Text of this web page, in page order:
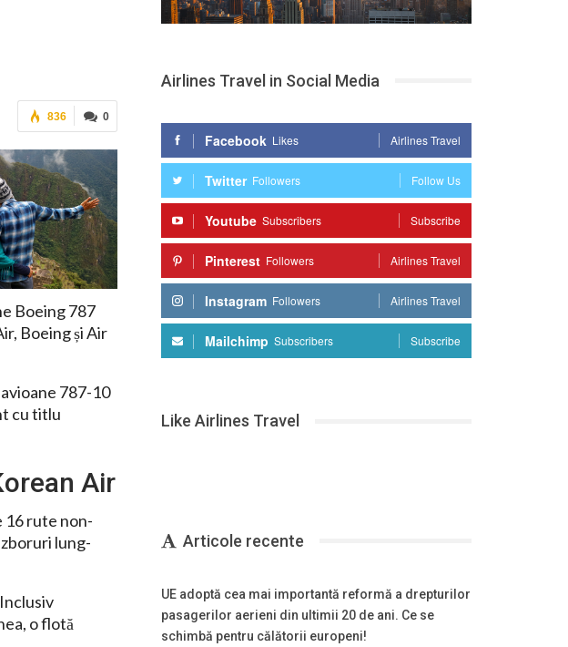
0
836
Boeing 787
Boeing și Air
787-10
cu titlu
Air
16 rute non-
lung-
o flotă
Airlines Travel in Social Media
Facebook Likes Airlines Travel
Twitter Followers Follow Us
Youtube Subscribers Subscribe
Pinterest Followers Airlines Travel
Instagram Followers Airlines Travel
Mailchimp Subscribers Subscribe
Like Airlines Travel
Articole recente
UE adoptă cea mai importantă reformă a drepturilor
pasagerilor aerieni din ultimii 20 de ani. Ce se
schimbă pentru călătorii europeni!